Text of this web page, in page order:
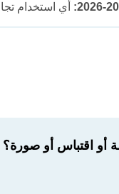
أي استخدام
اقتباس أو صورة؟